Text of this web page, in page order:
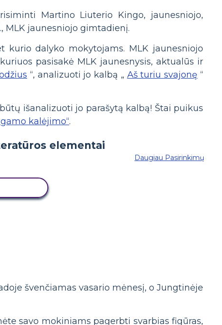
Martino Liuterio Kingo, jaunesniojo,
MLK jaunesniojo gimtadienį.
dalyko mokytojams. MLK jaunesniojo
pasisakė MLK jaunesnysis, aktualūs ir
“, analizuoti jo kalbą „ Aš turiu svajonę “
išanalizuoti jo parašytą kalbą! Štai puikus
kalėjimo“.
Daugiau Pasirinkimų
švenčiamas vasario mėnesį, o Jungtinėje
savo mokiniams pagerbti svarbias figūras,